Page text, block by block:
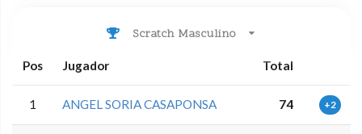
Scratch Masculino
Pos Jugador Total
1 ANGEL SORIA CASAPONSA 74 +2